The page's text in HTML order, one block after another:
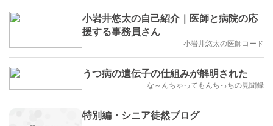
小岩井悠太の自己紹介｜医師と病院の応
援する事務員さん
小岩井悠太の医師コード
うつ病の遺伝子の仕組みが解明された
な～んちゃってもんちっちの見聞録
特別編・シニア徒然ブログ